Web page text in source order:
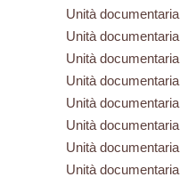
Unità documentaria
Unità documentaria
Unità documentaria
Unità documentaria
Unità documentaria
Unità documentaria
Unità documentaria
Unità documentaria